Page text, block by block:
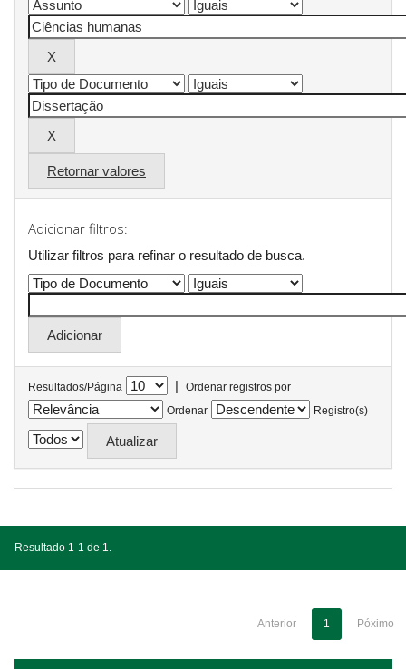
Retornar valores
Adicionar filtros:
Utilizar filtros para refinar o resultado de busca.
Resultados/Página |
Ordenar registros por
Ordenar
Registro(s)
Resultado 1-1 de 1.
Anterior 1 Póximo